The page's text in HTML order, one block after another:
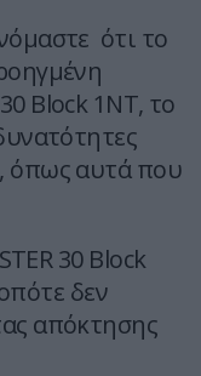
ότι το
Block 1NT, το
όπως αυτά που
30 Block
δεν
απόκτησης